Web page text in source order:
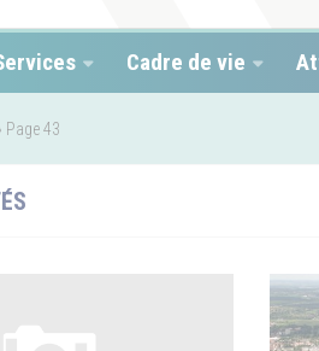
Cadre de vie
Page 43